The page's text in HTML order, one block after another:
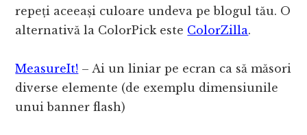
repeți aceeași culoare undeva pe blogul tău. O
alternativă la ColorPick este ColorZilla.
MeasureIt! – Ai un liniar pe ecran ca să măsori
diverse elemente (de exemplu dimensiunile
unui banner flash)